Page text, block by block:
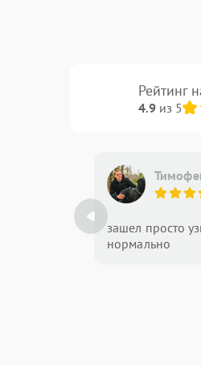
Рейтинг
4.9из 5
зашел просто
нормально